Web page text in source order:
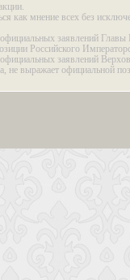
как мнение всех без
заявлений Главы
Российского
заявлений
не выражает официальной